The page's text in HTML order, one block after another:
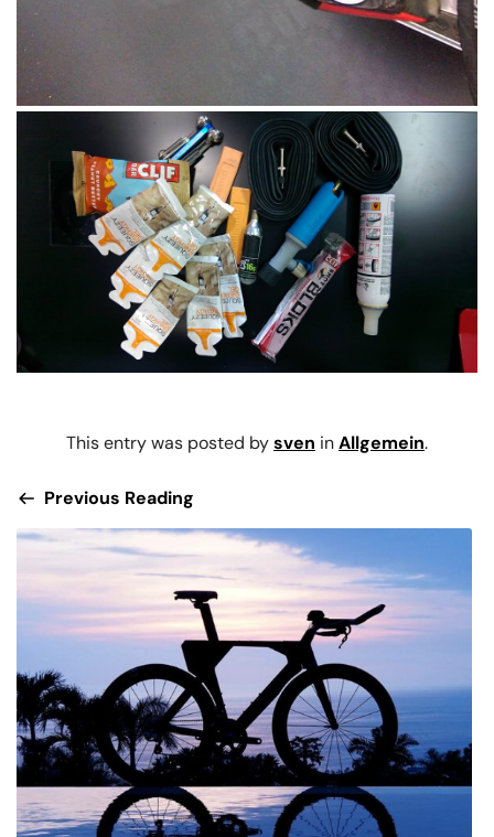
This entry was posted bysven inAllgemein.
Previous Reading